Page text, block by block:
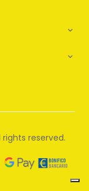


reserved.